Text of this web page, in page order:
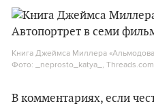
Книга Джеймса Миллера
Фото: _neprosto_katya_,
В комментариях, если